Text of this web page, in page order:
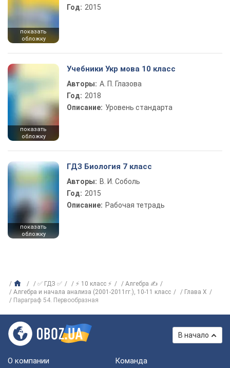
показать
обложку
Год: 2015
показать
обложку
Учебники Укр мова 10 класс
Авторы: А. П. Глазова
Год: 2018
Описание: Уровень стандарта
показать
обложку
ГДЗ Биология 7 класс
Авторы: В. И. Соболь
Год: 2015
Описание: Рабочая тетрадь
✅ ГДЗ ✅ ⚡ 10 класс ⚡
Алгебра ✍
Алгебра и начала анализа (2001-2011гг.), 10-11 класс
Глава Х
Параграф 54. Первообразная
В начало
О компании Команда